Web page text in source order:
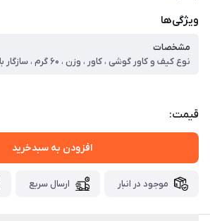
ویژگی‌ها
مشخصات
قیمت:
افزودن به سبدخرید
موجود در انبار ارسال سریع